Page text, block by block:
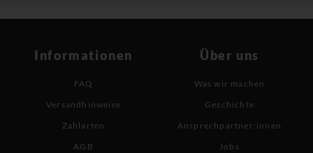
Informationen
FAQ
Versandhinweise
Zahlarten
AGB
Über uns
Was wir machen
Geschichte
Ansprechpartner:innen
Jobs